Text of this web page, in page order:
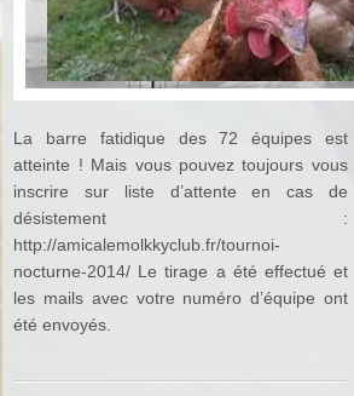
La barre fatidique des 72 équipes est
atteinte ! Mais vous pouvez toujours vous
inscrire sur liste d’attente en cas de
désistement :
http://amicalemolkkyclub.fr/tournoi-
nocturne-2014/ Le tirage a été effectué et
les mails avec votre numéro d’équipe ont
été envoyés.